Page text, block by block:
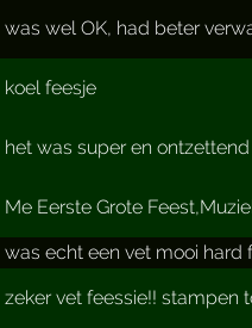
was wel OK, had beter
koel feesje
het was super en
Me Eerste Grote
was echt een vet mooi hard
zeker vet feessie!! stampen